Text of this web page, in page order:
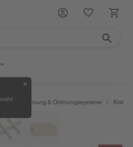
✕
/ Aufbewahrung & Ordnungssysteme / Kisten